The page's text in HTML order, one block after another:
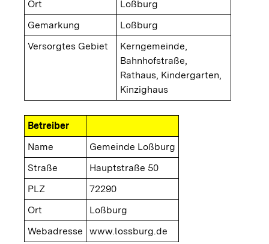
Ort
Loßburg
Gemarkung
Loßburg
Versorgtes Gebiet
Kerngemeinde,
Bahnhofstraße,
Rathaus, Kindergarten,
Kinzighaus
Betreiber
Name
Gemeinde Loßburg
Straße
Hauptstraße 50
PLZ
72290
Ort
Loßburg
Webadresse
www.lossburg.de